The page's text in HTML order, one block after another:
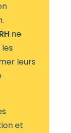
ne
leurs
et